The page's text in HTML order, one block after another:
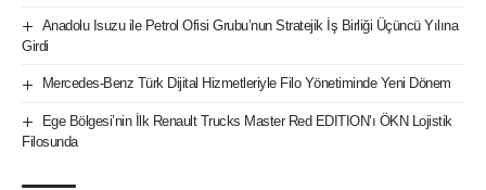
Anadolu Isuzu ile Petrol Ofisi Grubu’nun Stratejik İş Birliği Üçüncü Yılına
Girdi
Mercedes-Benz Türk Dijital Hizmetleriyle Filo Yönetiminde Yeni Dönem
Ege Bölgesi’nin İlk Renault Trucks Master Red EDITION’ı ÖKN Lojistik
Filosunda